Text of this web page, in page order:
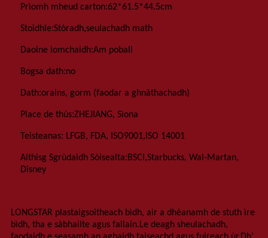
Prìomh mheud carton:62*61.5*44.5cm
Stoidhle:Stòradh,seulachadh math
Daoine iomchaidh:Am poball
Bogsa dath:no
Dath:orains, gorm (faodar a ghnàthachadh)
P lace de thùs:ZHEJIANG, Sìona
Teisteanas: LFGB, FDA, ISO9001, ISO 14001
Aithisg Sgrùdaidh Sòisealta:BSCI ,Starbucks, Wal-Martan,
Disney
LONGSTAR plastaigsoitheach bìdh, air a dhèanamh de stuth ìre
bìdh, tha e sàbhailte agus fallain.Le deagh sheulachadh,